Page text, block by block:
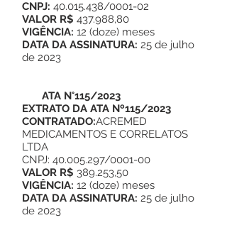
CNPJ: 40.015.438/0001-02
VALOR R$ 437.988,80
VIGÊNCIA: 12 (doze) meses
DATA DA ASSINATURA: 25 de julho
de 2023
ATA N°115/2023
EXTRATO DA ATA Nº115/2023
CONTRATADO:ACREMED
MEDICAMENTOS E CORRELATOS
LTDA
CNPJ: 40.005.297/0001-00
VALOR R$ 389.253,50
VIGÊNCIA: 12 (doze) meses
DATA DA ASSINATURA: 25 de julho
de 2023